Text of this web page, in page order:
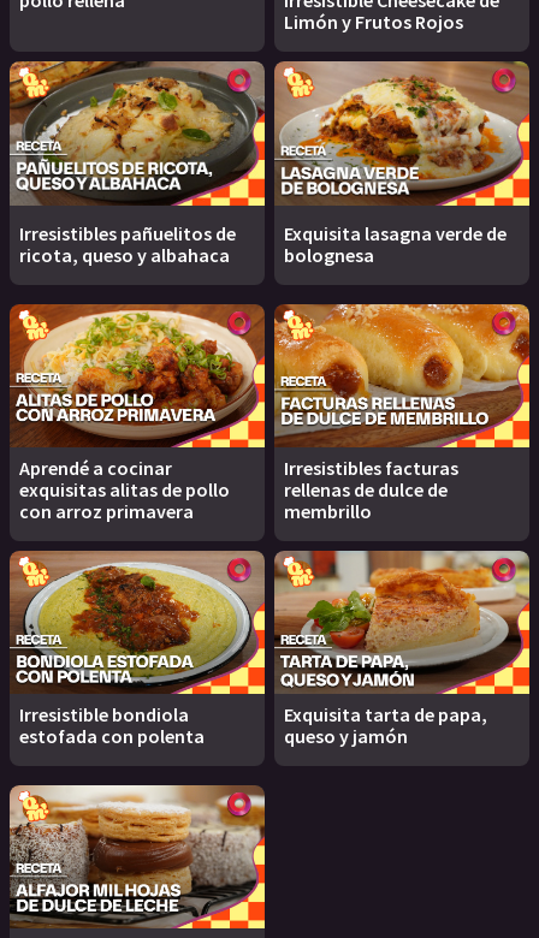
Limón y Frutos Rojos
Irresistibles pañuelitos de
ricota, queso y albahaca
Exquisita lasagna verde de
bolognesa
Aprendé a cocinar
exquisitas alitas de pollo
con arroz primavera
Irresistibles facturas
rellenas de dulce de
membrillo
Irresistible bondiola
estofada con polenta
Exquisita tarta de papa,
queso y jamón